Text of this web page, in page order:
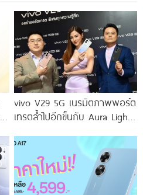
vivo V29 5G เนรมิตภาพพอร์ต
เทรตล้ำไปอีกขั้นกับ Aura Light
โดดเด่นด้วยสุนทรียศาสตร์แห่ง